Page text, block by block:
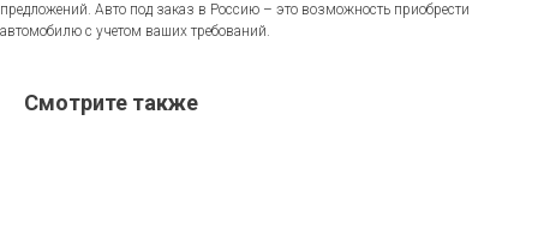
предложений. Авто под заказ в Россию – это возможность приобрести
автомобилю с учетом ваших требований.
Смотрите также